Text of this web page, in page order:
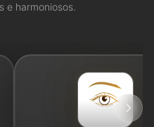
e harmoniosos.